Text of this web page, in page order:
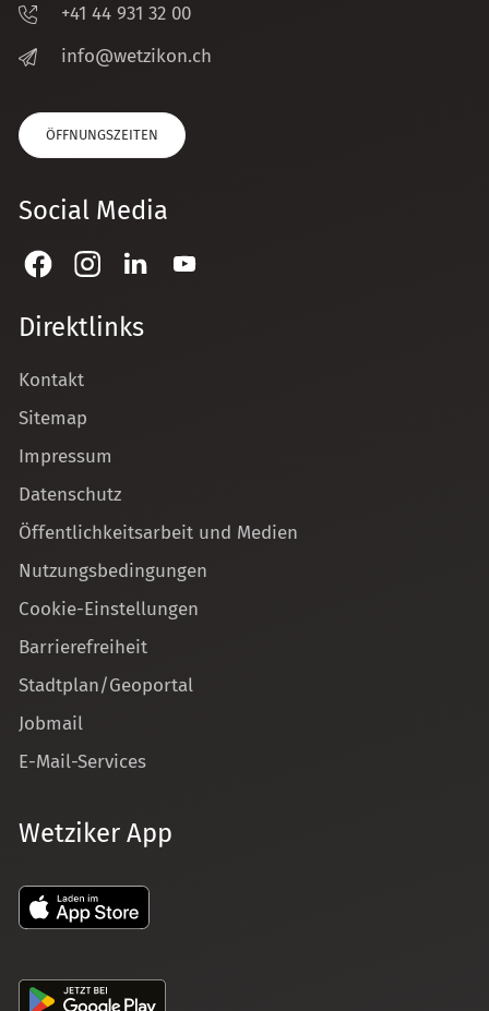
+41 44 931 32 00
nf
w tz k n ch
ÖFFNUNGSZEITEN
Social Media
Direktlinks
Kontakt
Sitemap
Impressum
Datenschutz
Öffentlichkeitsarbeit und Medien
Nutzungsbedingungen
Cookie-Einstellungen
Barrierefreiheit
Stadtplan/Geoportal
Jobmail
E-Mail-Services
Wetziker App